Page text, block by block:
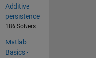
Additive
persistence
186 Solvers
Matlab
Basics -